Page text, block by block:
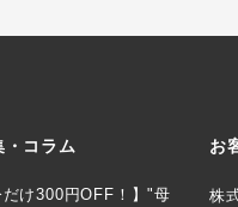
・コラム
だけ300円OFF！】"母
お
株